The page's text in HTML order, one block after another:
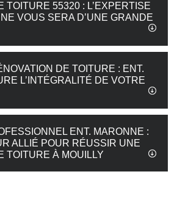
TOITURE 55320 : L’EXPERTISE
VOUS SERA D’UNE GRANDE
DE TOITURE : ENT.
L’INTÉGRALITÉ DE VOTRE
ENT. MARONNE :
ALLIÉ POUR RÉUSSIR UNE
TOITURE À MOUILLY